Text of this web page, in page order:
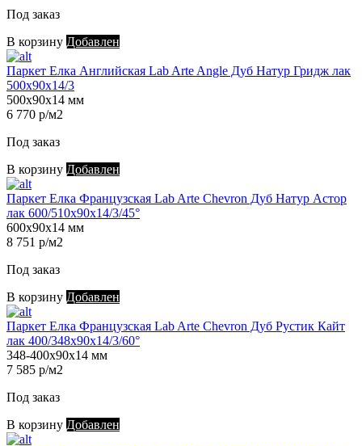
Под заказ
В корзину Добавлен
Паркет Елка Английская Lab Arte Angle Дуб Натур Гридж лак
500х90х14/3
500х90х14 мм
6 770 р/м2
Под заказ
В корзину Добавлен
Паркет Елка Французская Lab Arte Chevron Дуб Натур Астор
лак 600/510х90х14/3/45°
600х90х14 мм
8 751 р/м2
Под заказ
В корзину Добавлен
Паркет Елка Французская Lab Arte Chevron Дуб Рустик Кайт
лак 400/348х90х14/3/60°
348-400х90х14 мм
7 585 р/м2
Под заказ
В корзину Добавлен